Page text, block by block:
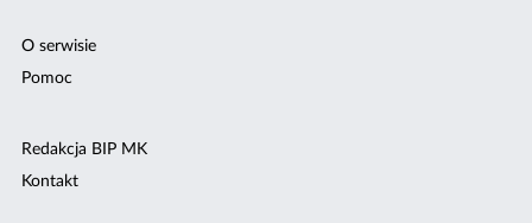
O serwisie
Pomoc
Redakcja BIP MK
Kontakt